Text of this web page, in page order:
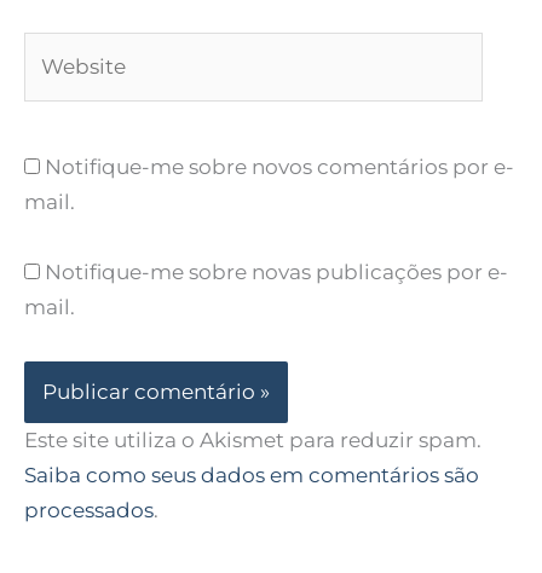
Notifique-me sobre novos comentários por e-
mail.
Notifique-me sobre novas publicações por e-
mail.
Este site utiliza o Akismet para reduzir spam.
Saiba como seus dados em comentários são
processados.